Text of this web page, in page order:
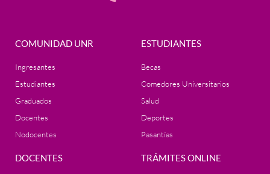
COMUNIDAD UNR
Ingresantes
Estudiantes
Graduados
Docentes
Nodocentes
ESTUDIANTES
Becas
Comedores Universitarios
Salud
Deportes
Pasantías
DOCENTES TRÁMITES ONLINE